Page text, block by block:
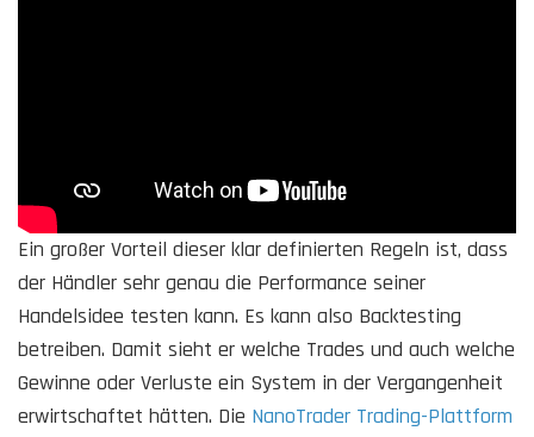
Ein großer Vorteil dieser klar definierten Regeln ist, dass
der Händler sehr genau die Performance seiner
Handelsidee testen kann. Es kann also Backtesting
betreiben. Damit sieht er welche Trades und auch welche
Gewinne oder Verluste ein System in der Vergangenheit
erwirtschaftet hätten. Die NanoTrader Trading-Plattform